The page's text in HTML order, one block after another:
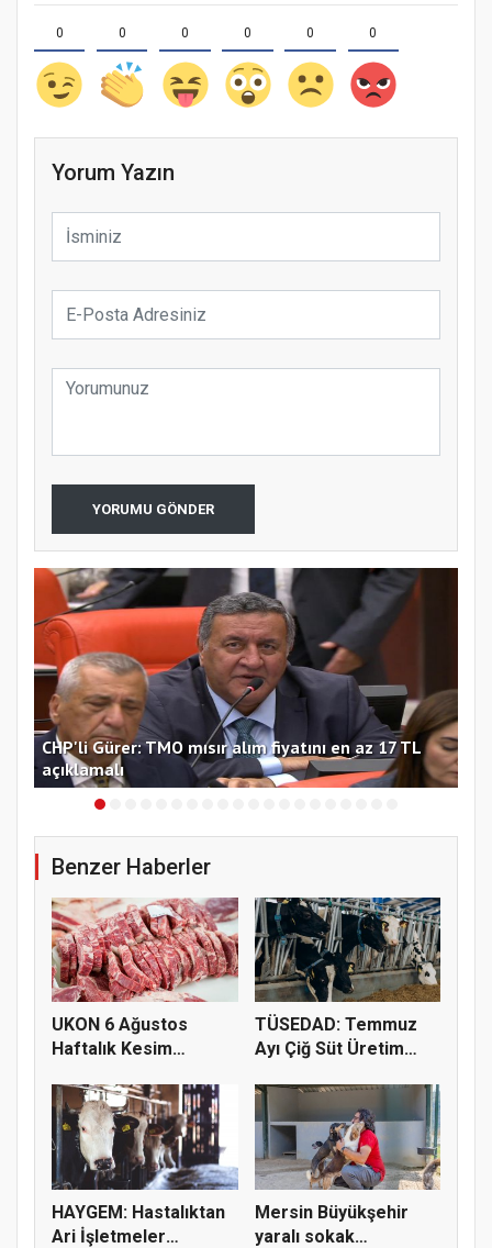
0 0 0 0 0 0
Yorum Yazın
YORUMU GÖNDER
CHP'li Gürer: TMO mısır alım fiyatını en az 17 TL
açıklamalı
Benzer Haberler
UKON 6 Ağustos
Haftalık Kesim
TÜSEDAD: Temmuz
Ayı Çiğ Süt Üretim
HAYGEM: Hastalıktan
Ari İşletmeler
Mersin Büyükşehir
yaralı sokak